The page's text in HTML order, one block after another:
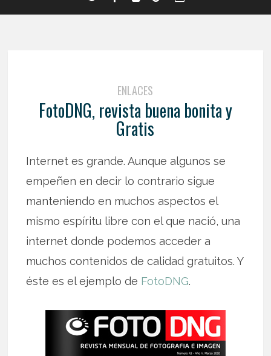
ENLACES
FotoDNG, revista buena bonita y
Gratis
Internet es grande. Aunque algunos se
empeñen en decir lo contrario sigue
manteniendo en muchos aspectos el
mismo espíritu libre con el que nació, una
internet donde podemos acceder a
muchos contenidos de calidad gratuitos. Y
éste es el ejemplo de FotoDNG.